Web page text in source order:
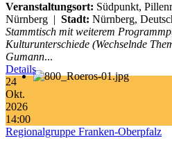
Veranstaltungsort: Südpunkt,
Nürnberg
Stadt: Nürnberg,
Stammtisch mit weiterem
Kulturunterschiede (Wechselnde
Gumann...
Details
24
Okt.
2026
14:00
Regionalgruppe Franken-Oberpfalz